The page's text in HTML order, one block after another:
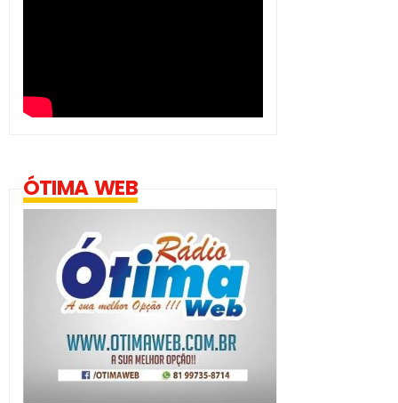
ÓTIMA WEB